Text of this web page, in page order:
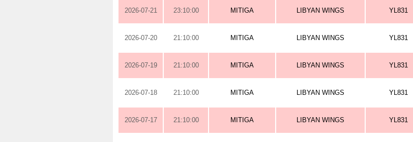
2026-07-21 23:10:00 MITIGA LIBYAN WINGS YL831
2026-07-20 21:10:00 MITIGA LIBYAN WINGS YL831
2026-07-19 21:10:00 MITIGA LIBYAN WINGS YL831
2026-07-18 21:10:00 MITIGA LIBYAN WINGS YL831
2026-07-17 21:10:00 MITIGA LIBYAN WINGS YL831